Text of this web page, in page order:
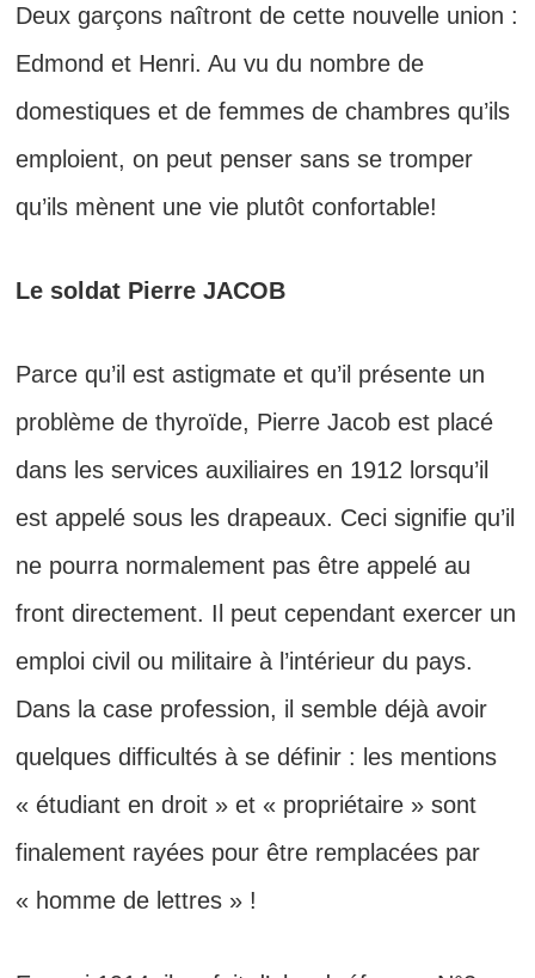
Deux garçons naîtront de cette nouvelle union :
Edmond et Henri. Au vu du nombre de
domestiques et de femmes de chambres qu’ils
emploient, on peut penser sans se tromper
qu’ils mènent une vie plutôt confortable!
Le soldat Pierre JACOB
Parce qu’il est astigmate et qu’il présente un
problème de thyroïde, Pierre Jacob est placé
dans les services auxiliaires en 1912 lorsqu’il
est appelé sous les drapeaux. Ceci signifie qu’il
ne pourra normalement pas être appelé au
front directement. Il peut cependant exercer un
emploi civil ou militaire à l’intérieur du pays.
Dans la case profession, il semble déjà avoir
quelques difficultés à se définir : les mentions
« étudiant en droit » et « propriétaire » sont
finalement rayées pour être remplacées par
« homme de lettres » !